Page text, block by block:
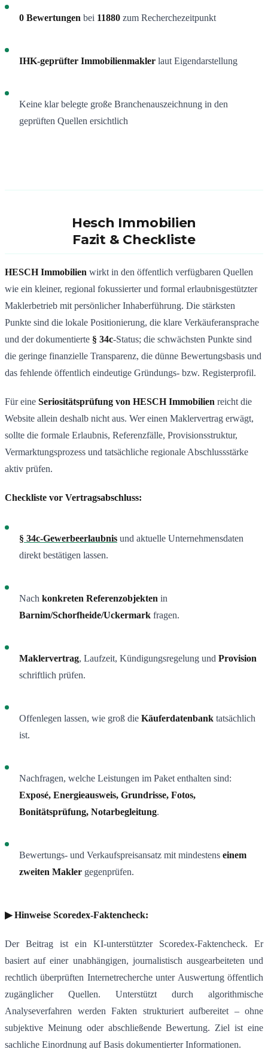
0 Bewertungen bei 11880 zum Recherchezeitpunkt
IHK-geprüfter Immobilienmakler laut Eigendarstellung
Keine klar belegte große Branchenauszeichnung in den
geprüften Quellen ersichtlich
Hesch Immobilien
Fazit & Checkliste
HESCH Immobilien wirkt in den öffentlich verfügbaren Quellen
wie ein kleiner, regional fokussierter und formal erlaubnisgestützter
Maklerbetrieb mit persönlicher Inhaberführung. Die stärksten
Punkte sind die lokale Positionierung, die klare Verkäuferansprache
und der dokumentierte § 34c-Status; die schwächsten Punkte sind
die geringe finanzielle Transparenz, die dünne Bewertungsbasis und
das fehlende öffentlich eindeutige Gründungs- bzw. Registerprofil.
Für eine Seriositätsprüfung von HESCH Immobilien reicht die
Website allein deshalb nicht aus. Wer einen Maklervertrag erwägt,
sollte die formale Erlaubnis, Referenzfälle, Provisionsstruktur,
Vermarktungsprozess und tatsächliche regionale Abschlussstärke
aktiv prüfen.
Checkliste vor Vertragsabschluss:
§ 34c-Gewerbeerlaubnis und aktuelle Unternehmensdaten
direkt bestätigen lassen.
Nach konkreten Referenzobjekten in
Barnim/Schorfheide/Uckermark fragen.
Maklervertrag, Laufzeit, Kündigungsregelung und Provision
schriftlich prüfen.
Offenlegen lassen, wie groß die Käuferdatenbank tatsächlich
ist.
Nachfragen, welche Leistungen im Paket enthalten sind:
Exposé, Energieausweis, Grundrisse, Fotos,
Bonitätsprüfung, Notarbegleitung.
Bewertungs- und Verkaufspreisansatz mit mindestens einem
zweiten Makler gegenprüfen.
▶ Hinweise Scoredex-Faktencheck:
Der Beitrag ist ein KI-unterstützter Scoredex-Faktencheck. Er
basiert auf einer unabhängigen, journalistisch ausgearbeiteten und
rechtlich überprüften Internetrecherche unter Auswertung öffentlich
zugänglicher Quellen. Unterstützt durch algorithmische
Analyseverfahren werden Fakten strukturiert aufbereitet – ohne
subjektive Meinung oder abschließende Bewertung. Ziel ist eine
sachliche Einordnung auf Basis dokumentierter Informationen.